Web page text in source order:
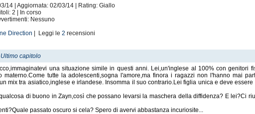
14 | Aggiornata: 02/03/14 | Rating: Giallo
2 | In corso
Nessuno
Direction | Leggi le2 recensioni
Ultimo capitolo
una situazione simile in questi anni. Lei,un'inglese al 100% con genitori
tutte la adolescenti,sogna l'amore,ma finora i ragazzi non l'hanno mai
mix tra asiatico,inglese e irlandese. Insomma il suo contrario.Lei figlia unica e deve
di buono in Zayn,così che possano levarsi la maschera della diffidenza? E lei?Ci
passato oscuro si cela? Spero di avervi abbastanza incuriosite...